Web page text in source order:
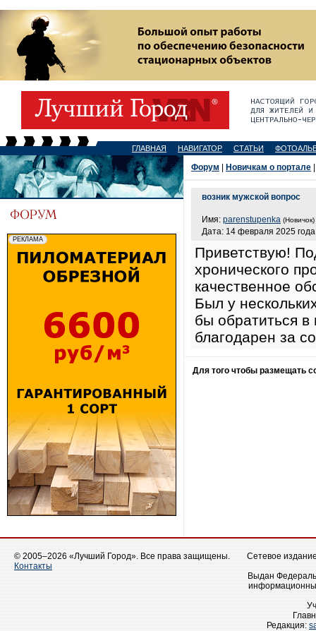
ГЛАВНАЯ НАВИГАТОР СТАТЬИ
Форум Новичкам о портале
возник мужской вопрос
Имя: parenstupenka (Новичок)
Дата: 14 февраля 2025
Приветствую!
хронического
качественное
Был у
бы обратиться в
благодарен за
Для того чтобы размещать
© 2005–2026 «Лучший Город». Все права защищены.
Контакты
Сетевое
Выдан
Редакция: